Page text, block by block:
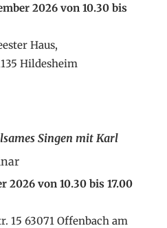
2026 von 10.30 bis
Haus,
Hildesheim
Singen mit Karl
2026 von 10.30 bis 17.00
15 63071 Offenbach am